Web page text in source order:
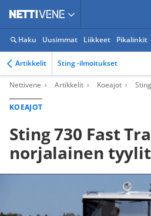
Haku Uusimmat Liikkeet Pikalinkit
Artikkelit Sting -ilmoitukset
Nettivene Artikkelit Koeajot Sting
KOEAJOT
Sting 730 Fast
norjalainen